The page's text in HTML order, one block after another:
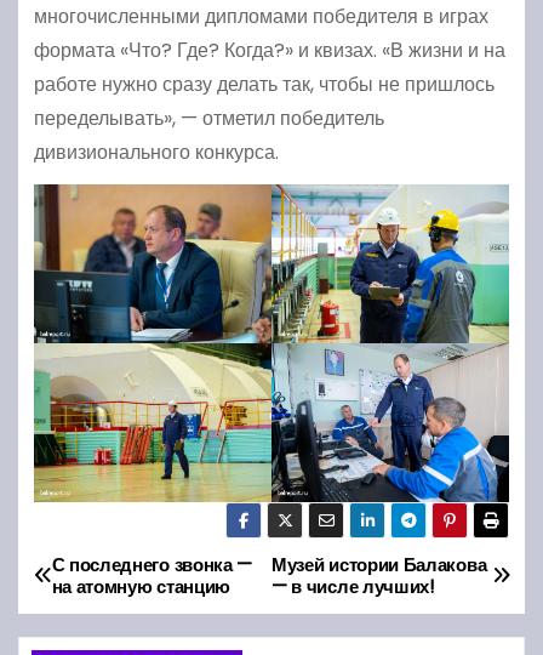
многочисленными дипломами победителя в играх
формата «Что? Где? Когда?» и квизах. «В жизни и на
работе нужно сразу делать так, чтобы не пришлось
переделывать», — отметил победитель
дивизионального конкурса.
Н
а
Музей истории Балакова
— в числе лучших!
С последнего звонка —
на атомную станцию